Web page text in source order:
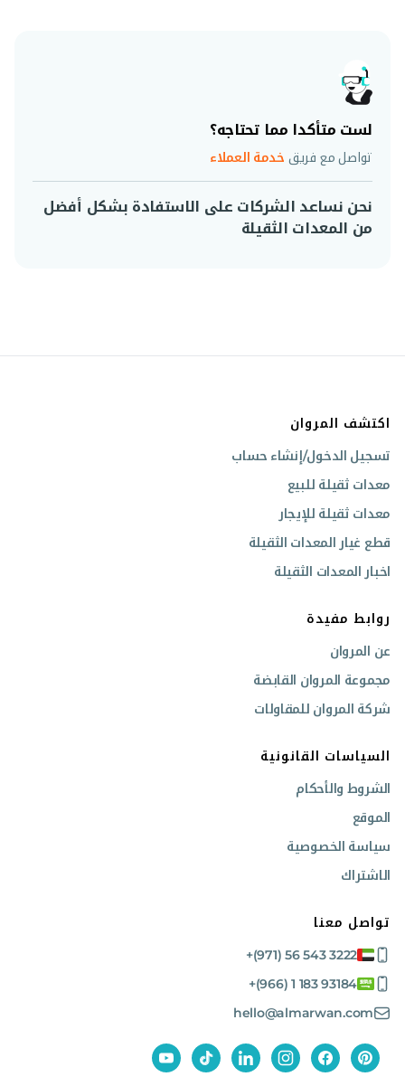
لست متأكدا مما تحتاجه؟
تواصل مع فريق خدمة العملاء
نحن نساعد الشركات على الاستفادة بشكل أفضل
من المعدات الثقيلة
اكتشف المروان
تسجيل الدخول/إنشاء حساب
معدات ثقيلة للبيع
معدات ثقيلة للإيجار
قطع غيار المعدات الثقيلة
اخبار المعدات الثقيلة
روابط مفيدة
عن المروان
مجموعة المروان القابضة
شركة المروان للمقاولات
السياسات القانونية
الشروط والأحكام
الموقع
سياسة الخصوصية
الاشتراك
تواصل معنا
+(971) 56 543 3222
+(966) 1 183 93184
hello@almarwan.com